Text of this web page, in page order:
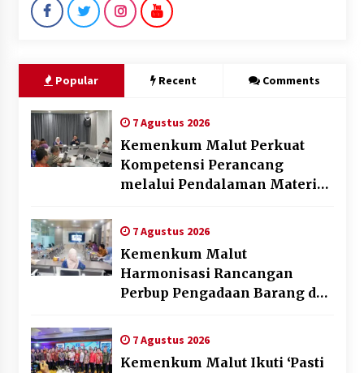
Popular Recent Comments
7 Agustus 2026
Kemenkum Malut Perkuat
Kompetensi Perancang
melalui Pendalaman Materi
Daerah
7 Agustus 2026
Kemenkum Malut
Harmonisasi Rancangan
Perbup Pengadaan Barang dan
7 Agustus 2026
Kemenkum Malut Ikuti ‘Pasti